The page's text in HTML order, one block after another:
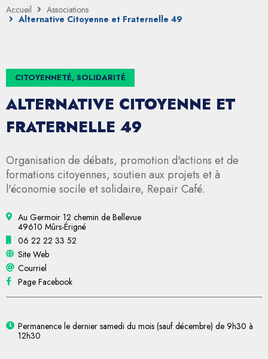
Accueil
Associations
Alternative Citoyenne et Fraternelle 49
CITOYENNETÉ, SOLIDARITÉ
ALTERNATIVE CITOYENNE ET
FRATERNELLE 49
Organisation de débats, promotion d'actions et de
formations citoyennes, soutien aux projets et à
l'économie socile et solidaire, Repair Café.
Au Germoir 12 chemin de Bellevue
49610 Mûrs-Érigné
06 22 22 33 52
Site Web
Courriel
Page Facebook
Permanence le dernier samedi du mois (sauf décembre) de 9h30 à
12h30